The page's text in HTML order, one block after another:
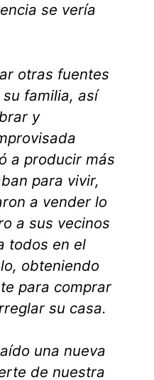
se vería
otras fuentes
familia, así
y
a producir más
para vivir,
a vender lo
a sus vecinos
todos en el
obteniendo
para comprar
su casa.
una nueva
de nuestra